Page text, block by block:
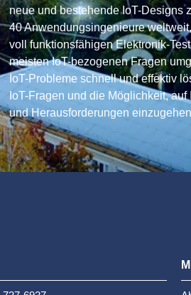
neue und bestehende IoT-Designs
40 Anwendungsingenieure
voll funktionsfähigen Elektronik-
meisten IoT-bezogenen Fragen
IoT-Probleme schnell und effektiv
IoT-Fragen und die Möglichkeit,
und Herausforderungen